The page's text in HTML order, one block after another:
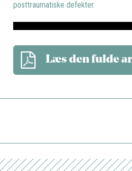
posttraumatiske defekter.
Læs den fulde